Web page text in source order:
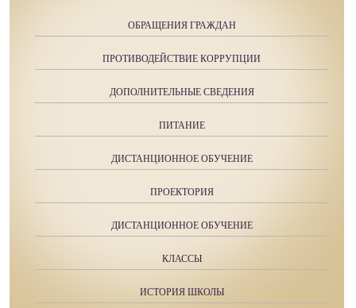
ОБРАЩЕНИЯ ГРАЖДАН
ПРОТИВОДЕЙСТВИЕ КОРРУПЦИИ
ДОПОЛНИТЕЛЬНЫЕ СВЕДЕНИЯ
ПИТАНИЕ
ДИСТАНЦИОННОЕ ОБУЧЕНИЕ
ПРОЕКТОРИЯ
ДИСТАНЦИОННОЕ ОБУЧЕНИЕ
КЛАССЫ
ИСТОРИЯ ШКОЛЫ